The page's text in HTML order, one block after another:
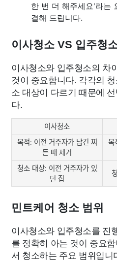
한 번 더 해주세요'라는
결해 드립니다.
이사청소 VS 입주청
이사청소와 입주청소의 차
것이 중요합니다. 각각의
소 대상이 다르기 때문에
다.
이사청소
목적: 이전 거주자가 남긴 찌
든 때 제거
목
청소 대상: 이전 거주자가 있
던 집
민트케어 청소 범위
이사청소와 입주청소를 진
를 정확히 아는 것이 중요
서 청소하는 주요 범위입니